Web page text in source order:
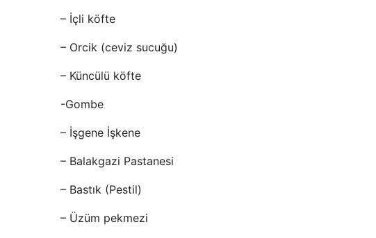
– İçli köfte
– Orcik (ceviz sucuğu)
– Küncülü köfte
-Gombe
– İşgene İşkene
– Balakgazi Pastanesi
– Bastık (Pestil)
– Üzüm pekmezi